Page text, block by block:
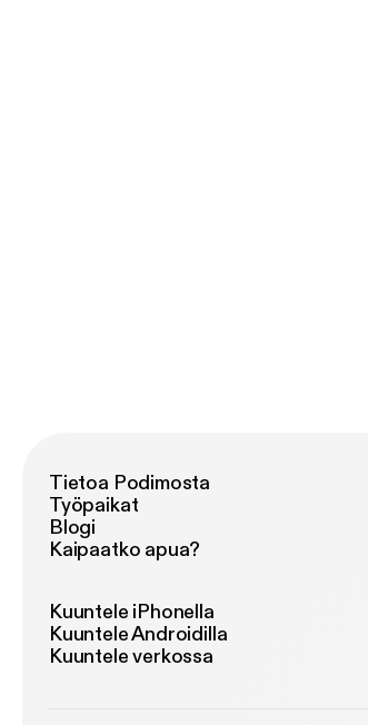
Tietoa Podimosta
Työpaikat
Blogi
Kaipaatko apua?
Kuuntele iPhonella
Kuuntele Androidilla
Kuuntele verkossa